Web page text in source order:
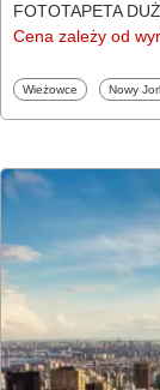
FOTOTAPETA
Cena zależy od
Fototapety
Wieżowce Nowy